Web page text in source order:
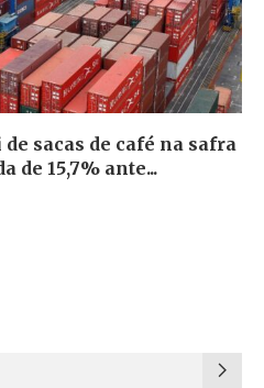
sacas de café na safra
de 15,7% ante...